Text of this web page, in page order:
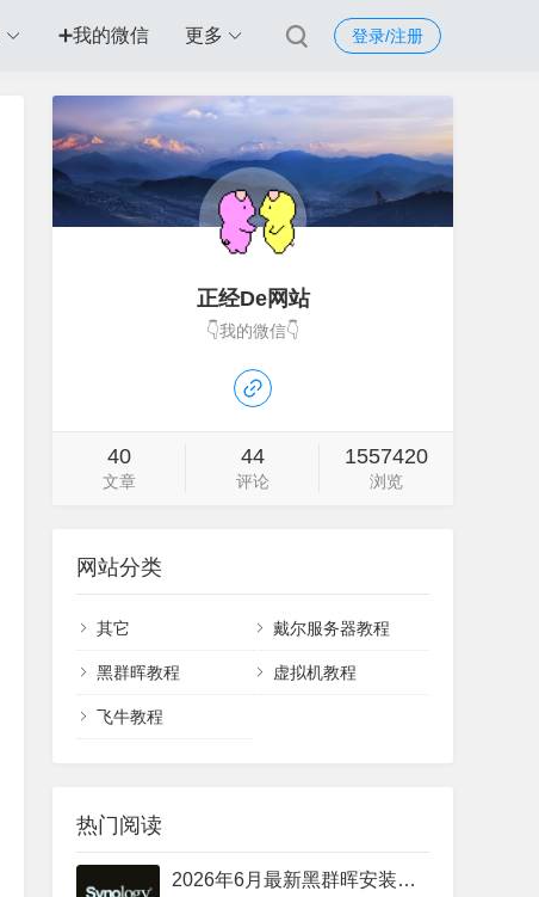
登录/注册
➕我的微信 更多
正经De网站
👇我的微信👇
40
文章
44
评论
1557420
浏览
网站分类
其它 戴尔服务器教程
黑群晖教程 虚拟机教程
飞牛教程
热门阅读
2026年6月最新黑群晖安装教程（RR26.6.1+DSM7.4）